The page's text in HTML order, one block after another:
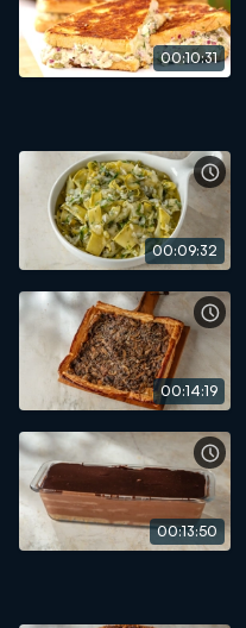
00:10:31
00:09:32
00:14:19
00:13:50